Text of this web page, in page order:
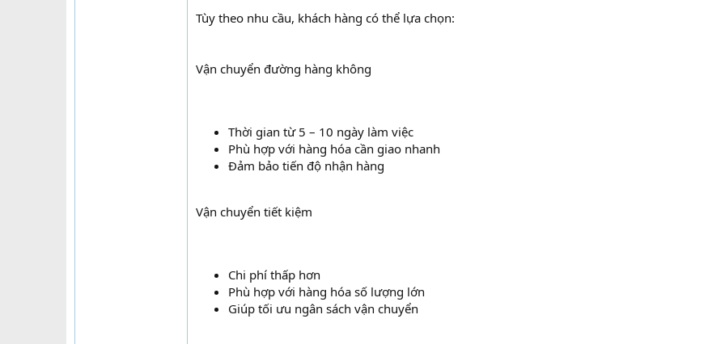
Tùy theo nhu cầu, khách hàng có thể lựa chọn:
Vận chuyển đường hàng không
Thời gian từ 5 – 10 ngày làm việc
Phù hợp với hàng hóa cần giao nhanh
Đảm bảo tiến độ nhận hàng
Vận chuyển tiết kiệm
Chi phí thấp hơn
Phù hợp với hàng hóa số lượng lớn
Giúp tối ưu ngân sách vận chuyển